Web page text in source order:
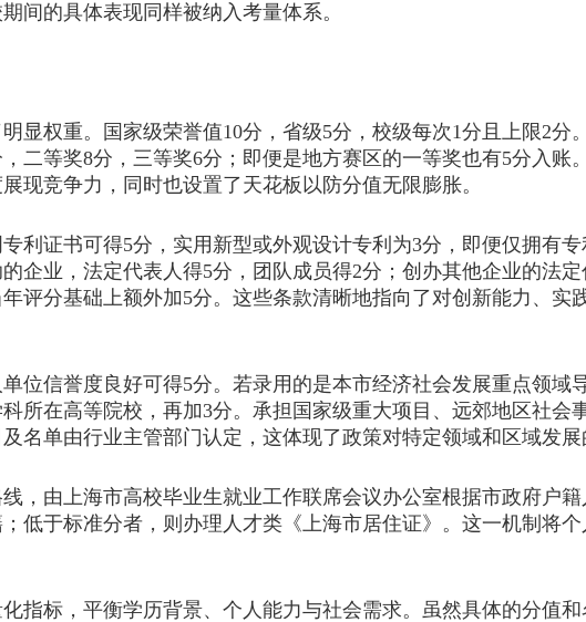
的具体表现同样被纳入考量体系。
权重。国家级荣誉值10分，省级5分，校级每次1分且上限2分。
二等奖8分，三等奖6分；即便是地方赛区的一等奖也有5分入账
现竞争力，同时也设置了天花板以防分值无限膨胀。
证书可得5分，实用新型或外观设计专利为3分，即便仅拥有专
企业，法定代表人得5分，团队成员得2分；创办其他企业的法
评分基础上额外加5分。这些条款清晰地指向了对创新能力、实
信誉度良好可得5分。若录用的是本市经济社会发展重点领域
所在高等院校，再加3分。承担国家级重大项目、远郊地区社会
名单由行业主管部门认定，这体现了政策对特定领域和区域发展
由上海市高校毕业生就业工作联席会议办公室根据市政府户籍
低于标准分者，则办理人才类《上海市居住证》。这一机制将
标，平衡学历背景、个人能力与社会需求。虽然具体的分值